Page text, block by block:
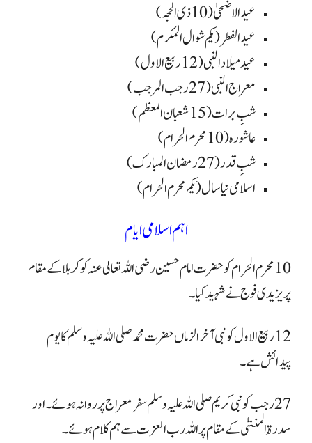
عيد الاضحىٰ (10 ذی الحجہ)
عيد الفطر (یکم شوال المکرم)
عید میلاد النبی (12 ربیع الاول)
معراج النبی (27 رجب المرجب )
شبِ برات (15 شعبان المعظم )
عاشوره (10 محرم الحرام )
شبِ قدر (27 رمضان المبارک )
اسلامی نیا سال (یکم محرم الحرام)
اہم اسلامی ایام
10 محرم الحرام کو حضرت امام حسین رضی اللہ تعالی عنہ کو کربلا کے مقام
پر یزیدی فوج نے شہید کیا۔
12 ربیع الاول کو نبی آخر الزماں حضرت محمد صلی اللہ علیہ وسلم کا یوم
پیدائش ہے۔
27 رجب کو نبی کریم صلی اللہ علیہ وسلم سفر معراج پر روانہ ہوئے۔ اور
سدرۃُ المنتہٰی کے مقام پر اللہ رب العزت سے ہم کلام ہوئے۔